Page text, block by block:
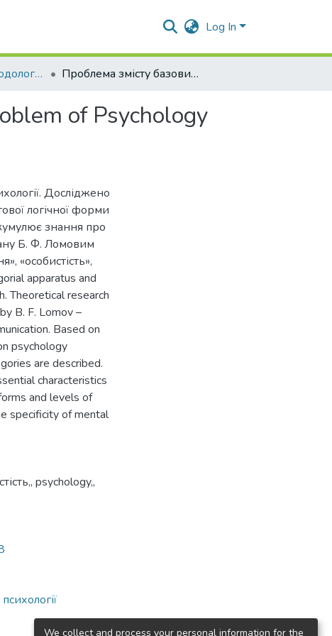
Log In
Теоретичні та методологічні проблеми юридичної психології Проблема змісту базових категорій психології. Problem of Psychology Basic Categories Content.
of Psychology
Досліджено
логічної форми
знання про
Б. Ф. Ломовим
«особистість»,
apparatus and
Theoretical research
B. F. Lomov –
Based on
psychology
are described.
characteristics
and levels of
specificity of mental
, psychology,,
We collect and process your personal information for the